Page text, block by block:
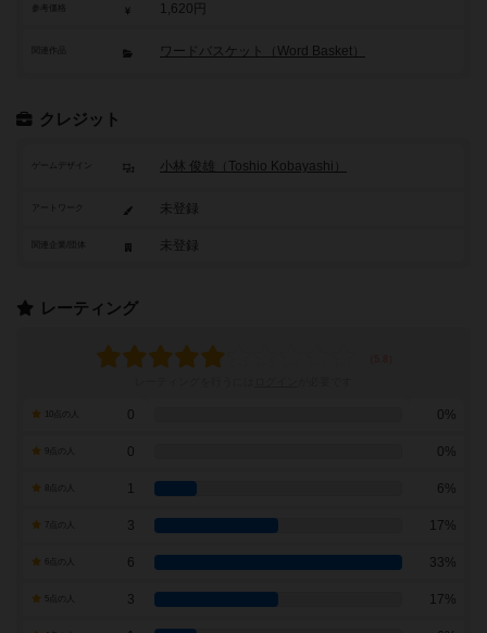
参考価格 1,620円
関連作品 ワードバスケット（Word Basket）
クレジット
ゲームデザイン 小林 俊雄（Toshio Kobayashi）
アートワーク 未登録
未登録
レーティング
0 0%
0 0%
1 6%
7点の人 3 17%
6 33%
3 17%